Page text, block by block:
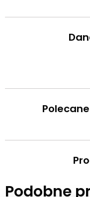
Podobne